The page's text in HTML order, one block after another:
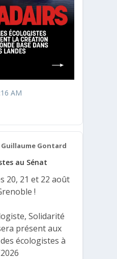
AM
Guillaume Gontard
au Sénat
20, 21 et 22 août
!
Solidarité
présent aux
écologistes à